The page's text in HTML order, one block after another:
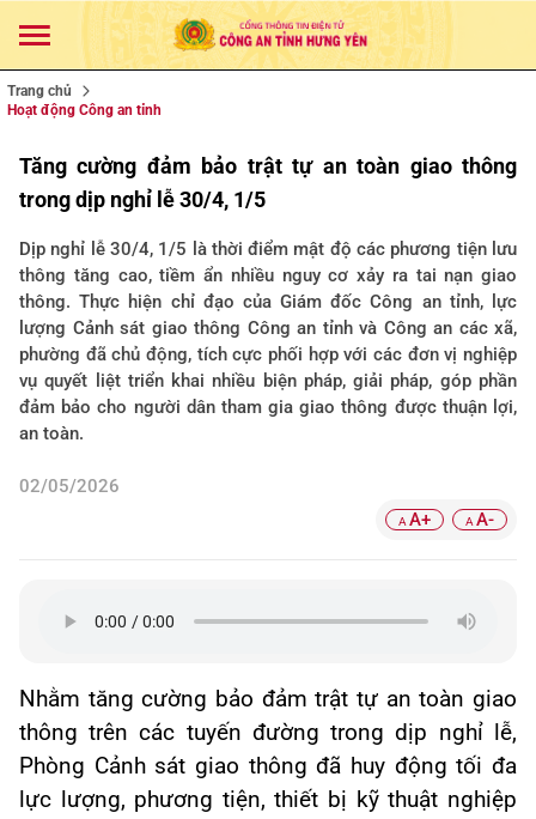
Trang chủ
Hoạt động Công an tỉnh
Tăng cường đảm bảo trật tự an toàn giao thông
trong dịp nghỉ lễ 30/4, 1/5
Dịp nghỉ lễ 30/4, 1/5 là thời điểm mật độ các phương tiện lưu
thông tăng cao, tiềm ẩn nhiều nguy cơ xảy ra tai nạn giao
thông. Thực hiện chỉ đạo của Giám đốc Công an tỉnh, lực
lượng Cảnh sát giao thông Công an tỉnh và Công an các xã,
phường đã chủ động, tích cực phối hợp với các đơn vị nghiệp
vụ quyết liệt triển khai nhiều biện pháp, giải pháp, góp phần
đảm bảo cho người dân tham gia giao thông được thuận lợi,
an toàn.
02/05/2026
A A+ A A-
Nhằm tăng cường bảo đảm trật tự an toàn giao
thông trên các tuyến đường trong dịp nghỉ lễ,
Phòng Cảnh sát giao thông đã huy động tối đa
lực lượng, phương tiện, thiết bị kỹ thuật nghiệp